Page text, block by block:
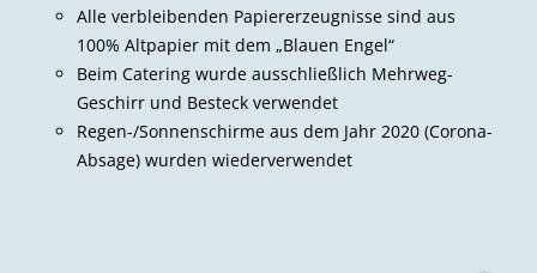
Alle verbleibenden Papiererzeugnisse sind aus
100% Altpapier mit dem „Blauen Engel“
Beim Catering wurde ausschließlich Mehrweg-
Geschirr und Besteck verwendet
Regen-/Sonnenschirme aus dem Jahr 2020 (Corona-
Absage) wurden wiederverwendet